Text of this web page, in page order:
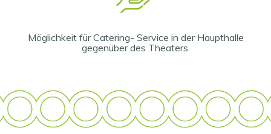
Möglichkeit für Catering- Service in der Haupthalle
gegenüber des Theaters.